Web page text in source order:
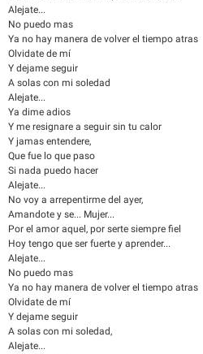
Alejate...
No puedo mas
Ya no hay manera de volver el tiempo atras
Olvidate de mí
Y dejame seguir
A solas con mi soledad
Alejate...
Ya dime adios
Y me resignare a seguir sin tu calor
Y jamas entendere,
Que fue lo que paso
Si nada puedo hacer
Alejate...
No voy a arrepentirme del ayer,
Amandote y se... Mujer...
Por el amor aquel, por serte siempre fiel
Hoy tengo que ser fuerte y aprender...
Alejate...
No puedo mas
Ya no hay manera de volver el tiempo atras
Olvidate de mí
Y dejame seguir
A solas con mi soledad,
Alejate...